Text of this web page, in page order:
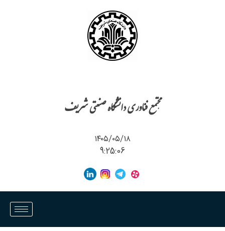
مجتمع فناوری دانشگاه صنعتی شریف
۱۴۰۵/۰۵/۱۸
9:25:06